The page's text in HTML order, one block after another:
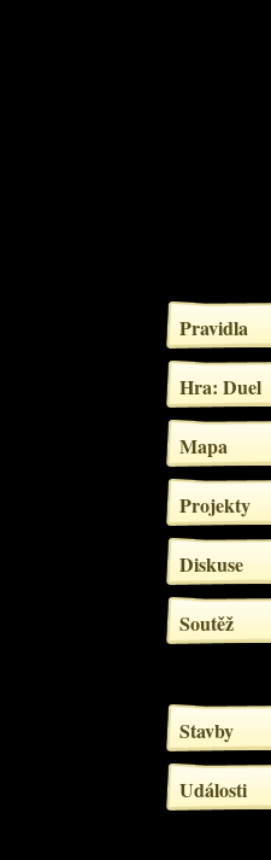
Pravidla
Hra: Duel
Mapa
Projekty
Diskuse
Soutěž
Stavby
Události